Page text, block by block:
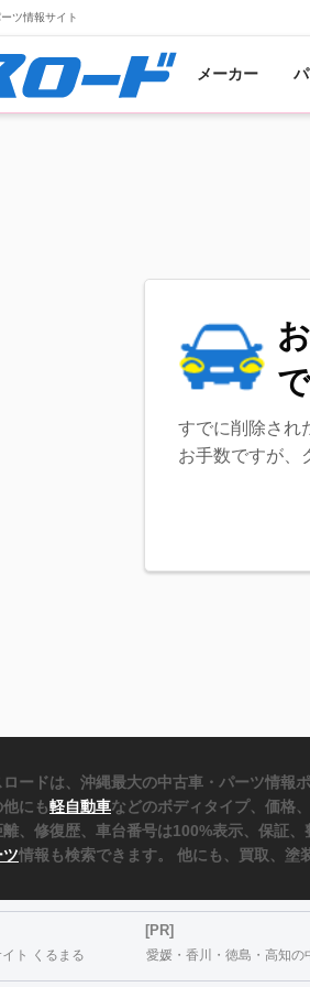
ツ情報サイト
メーカー
すでに削除され
お手数ですが、
ロードは、沖縄最大の中古車・パーツ情報
にも軽自動車などのボディタイプ、価格
離、修復歴、車台番号は100%表示、保証
情報も検索できます。 他にも、買取、塗
ト くるまる
[PR]
愛媛・香川・徳島・高知